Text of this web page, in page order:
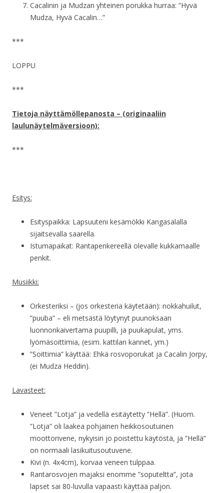
Cacalinin ja Mudzan yhteinen porukka hurraa: ”Hyvä
Mudza, Hyvä Cacalin…”
***
LOPPU
***
Tietoja näyttämöllepanosta – (originaaliin
laulunäytelmäversioon):
***
Esitys:
Esityspaikka: Lapsuuteni kesämökki Kangasalalla
sijaitsevalla saarella.
Istumapaikat: Rantapenkereellä olevalle kukkamaalle
penkit.
Musiikki:
Orkesteriksi – (jos orkesteria käytetään): nokkahuilut,
”puuba” – eli metsästä löytynyt puunoksaan
luonnonkaivertama puupilli, ja puukapulat, yms.
lyömäsoittimia, (esim. kattilan kannet, ym.)
”Soittimia” käyttää: Ehkä rosvoporukat ja Cacalin Jorpy,
(ei Mudza Heddin).
Lavasteet:
Veneet ”Lotja” ja vedellä esitäytetty ”Hellä”. (Huom.
”Lotja” oli laakea pohjainen heikkosoutuinen
moottorivene, nykyisin jo poistettu käytöstä, ja ”Hellä”
on normaali lasikuitusoutuvene.
Kivi (n. 4x4cm), korvaa veneen tulppaa.
Rantarosvojen majaksi enomme ”soputeltta”, jota
lapset sai 80-luvulla vapaasti käyttää paljon.